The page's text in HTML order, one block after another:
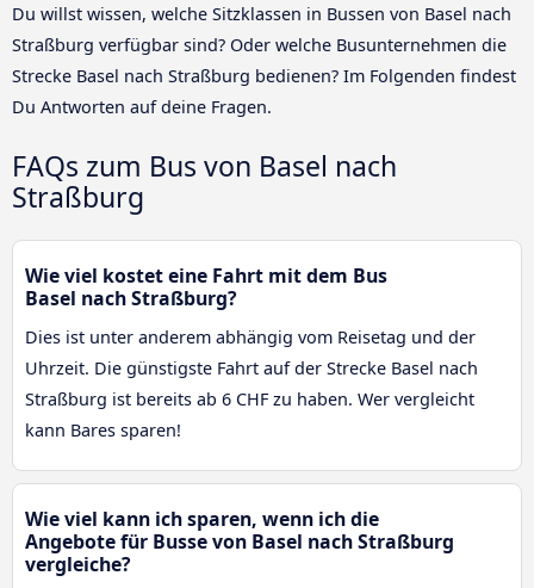
Du willst wissen, welche Sitzklassen in Bussen von Basel nach
Straßburg verfügbar sind? Oder welche Busunternehmen die
Strecke Basel nach Straßburg bedienen? Im Folgenden findest
Du Antworten auf deine Fragen.
FAQs zum Bus von Basel nach
Straßburg
Wie viel kostet eine Fahrt mit dem Bus
Basel nach Straßburg?
Dies ist unter anderem abhängig vom Reisetag und der
Uhrzeit. Die günstigste Fahrt auf der Strecke Basel nach
Straßburg ist bereits ab 6 CHF zu haben. Wer vergleicht
kann Bares sparen!
Wie viel kann ich sparen, wenn ich die
Angebote für Busse von Basel nach Straßburg
vergleiche?